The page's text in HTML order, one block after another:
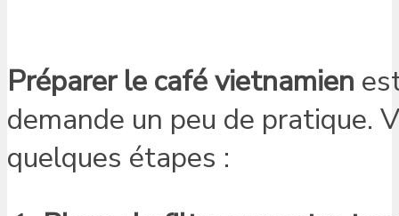
Préparer le café vietnamien
demande un peu de pratique.
quelques étapes :